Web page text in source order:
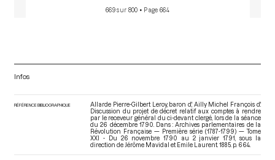
669 sur 800 • Page 664
Infos
RÉFÉRENCE BIBLIOGRAPHIQUE
Allarde Pierre-Gilbert Leroy, baron d', Ailly Michel François d'.
Discussion du projet de décret relatif aux comptes à rendre
par le receveur général du ci-devant clergé, lors de la séance
du 26 décembre 1790. Dans : Archives parlementaires de la
Révolution Française — Première série (1787-1799) — Tome
XXI - Du 26 novembre 1790 au 2 janvier 1791
, sous la
direction de Jérôme Mavidal et Emile Laurent. 1885. p. 664.